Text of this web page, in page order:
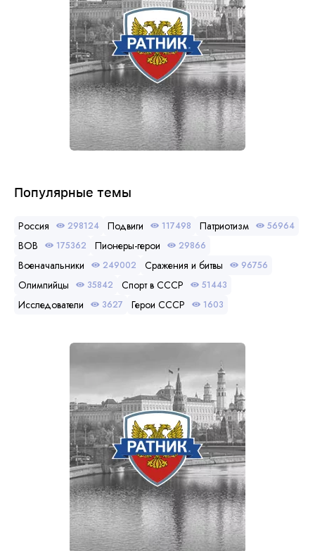
Популярные темы
Россия 298124 Подвиги 117498 Патриотизм 56964
ВОВ 175362 Пионеры-герои 29866
Военачальники 249002 Сражения и битвы 96756
Олимпийцы 35842 Спорт в СССР 51443
Исследователи 3627 Герои СССР 1603